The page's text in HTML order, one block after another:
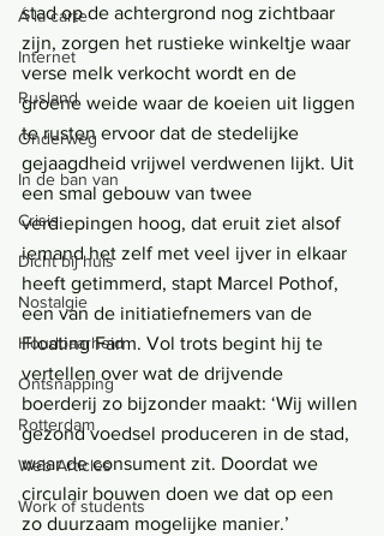
Á la carte
Internet
Rusland
Onderweg
In de ban van
Crisis
Dicht bij huis
Nostalgie
Houdbaarheid
Ontsnapping
Rotterdam
Web Articles
Work of students
stad op de achtergrond nog zichtbaar
zijn, zorgen het rustieke winkeltje waar
verse melk verkocht wordt en de
groene weide waar de koeien uit liggen
te rusten ervoor dat de stedelijke
gejaagdheid vrijwel verdwenen lijkt. Uit
een smal gebouw van twee
verdiepingen hoog, dat eruit ziet alsof
iemand het zelf met veel ijver in elkaar
heeft getimmerd, stapt Marcel Pothof,
een van de initiatiefnemers van de
Floating Farm. Vol trots begint hij te
vertellen over wat de drijvende
boerderij zo bijzonder maakt: ‘Wij willen
gezond voedsel produceren in de stad,
waar de consument zit. Doordat we
circulair bouwen doen we dat op een
zo duurzaam mogelijke manier.’